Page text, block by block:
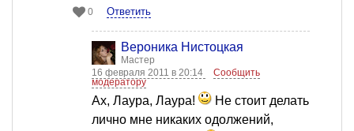
0 Ответить
Вероника Нистоцкая
Мастер
16 февраля 2011 в 20:14
Сообщить
модератору
Ах, Лаура, Лаура!
Не стоит делать
лично мне никаких одолжений,